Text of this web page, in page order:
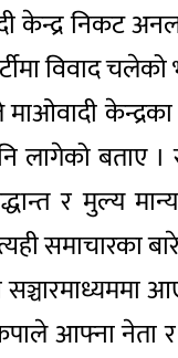
केन्द्र निकट
विवाद
माओवादी
पनि लागेको
र मुल्य
समाचारका
आफ्ना नेता